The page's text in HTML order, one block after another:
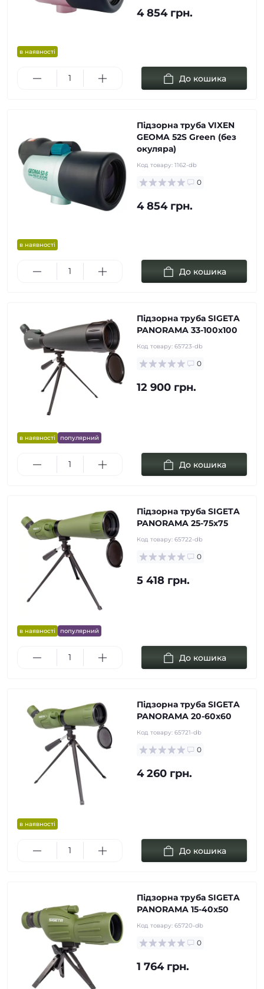
в наявності
4 854 грн.
До кошика
в наявності
Підзорна труба VIXEN
GEOMA 52S Green (без
окуляра)
Код товару: 1162-db
0
4 854 грн.
До кошика
в наявності популярний
Підзорна труба SIGETA
PANORAMA 33-100x100
Код товару: 65723-db
0
12 900 грн.
До кошика
в наявності популярний
Підзорна труба SIGETA
PANORAMA 25-75x75
Код товару: 65722-db
0
5 418 грн.
До кошика
в наявності
Підзорна труба SIGETA
PANORAMA 20-60x60
Код товару: 65721-db
0
4 260 грн.
До кошика
Підзорна труба SIGETA
PANORAMA 15-40x50
Код товару: 65720-db
0
1 764 грн.